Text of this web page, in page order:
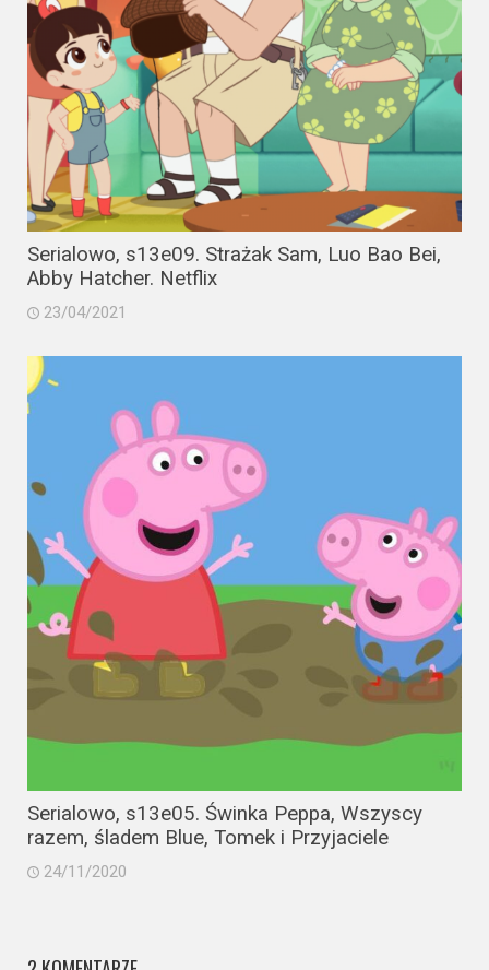
Serialowo, s13e09. Strażak Sam, Luo Bao Bei,
Abby Hatcher. Netflix
23/04/2021
Serialowo, s13e05. Świnka Peppa, Wszyscy
razem, śladem Blue, Tomek i Przyjaciele
24/11/2020